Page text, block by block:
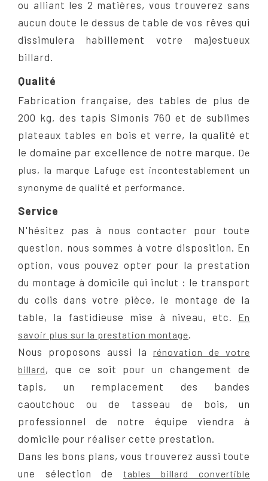
ou alliant les 2 matières, vous trouverez sans
aucun doute le dessus de table de vos rêves qui
dissimulera habillement votre majestueux
billard.
Qualité
Fabrication française, des tables de plus de
200 kg, des tapis Simonis 760 et de sublimes
plateaux tables en bois et verre, la qualité et
le domaine par excellence de notre marque. De
plus, la marque Lafuge est incontestablement un
synonyme de qualité et performance.
Service
N'hésitez pas à nous contacter pour toute
question, nous sommes à votre disposition. En
option, vous pouvez opter pour la prestation
du montage à domicile qui inclut : le transport
du colis dans votre pièce, le montage de la
table, la fastidieuse mise à niveau, etc. En
savoir plus sur la prestation montage.
Nous proposons aussi la rénovation de votre
billard, que ce soit pour un changement de
tapis, un remplacement des bandes
caoutchouc ou de tasseau de bois, un
professionnel de notre équipe viendra à
domicile pour réaliser cette prestation.
Dans les bons plans, vous trouverez aussi toute
une sélection de tables billard convertible